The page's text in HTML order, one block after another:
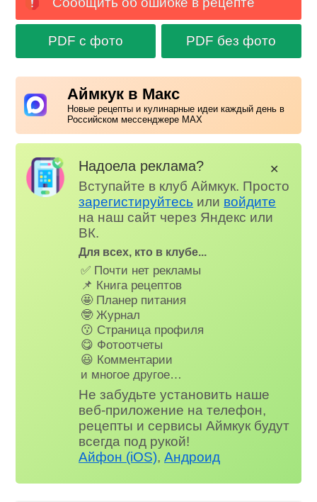
PDF с фото PDF без фото
Аймкук в Макс
Новые рецепты и кулинарные идеи каждый день в
Российском мессенджере MAX
Надоела реклама?
Вступайте в клуб Аймкук. Просто
зарегистируйтесь или войдите
на наш сайт через Яндекс или
ВК.
Для всех, кто в клубе...
✅ Почти нет рекламы
📌 Книга рецептов
🤩 Планер питания
🤓 Журнал
😗 Страница профиля
😋 Фотоотчеты
😃 Комментарии
и многое другое…
Не забудьте установить наше
веб-приложение на телефон,
рецепты и сервисы Аймкук будут
всегда под рукой!
Айфон (iOS),Андроид
✕